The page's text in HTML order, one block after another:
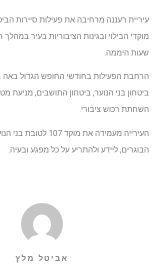
עיריית רעננה מרחיבה את פעילות סיירות
מוקדי הבילוי ובגינות הציבוריות בעיר
שעות היממה.
הרחבת הפעילות בחודשי החופש הגדול
ביטחון בני הנוער, ביטחון התושבים, מניעת
השחתת רכוש ציבורי.
העירייה מעמידה את מוקד
הבוגרים, ליידע ולהתריע על כל מפגע ובעיה.
אביטל מלץ